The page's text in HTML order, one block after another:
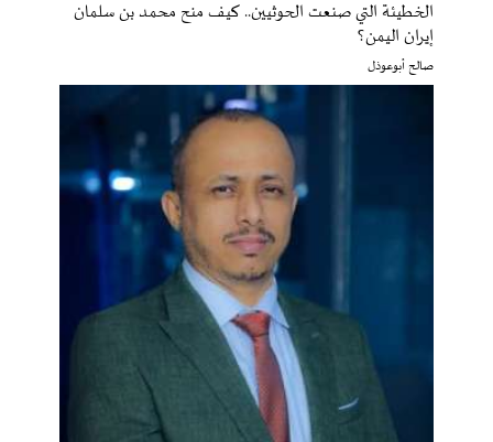
الخطيئة التي صنعت الحوثيين.. كيف منح محمد بن سلمان
إيران اليمن؟
صالح أبوعوذل